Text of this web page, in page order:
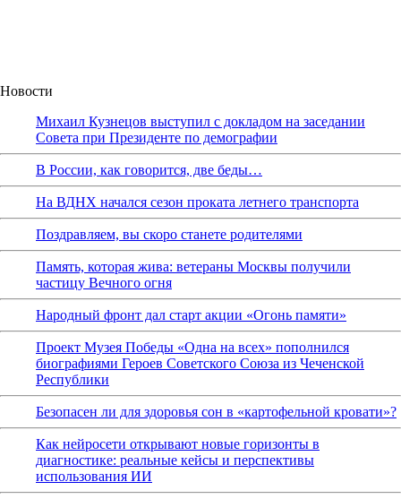
Новости
Михаил Кузнецов выступил с докладом на заседании
Совета при Президенте по демографии
В России, как говорится, две беды…
На ВДНХ начался сезон проката летнего транспорта
Поздравляем, вы скоро станете родителями
Память, которая жива: ветераны Москвы получили
частицу Вечного огня
Народный фронт дал старт акции «Огонь памяти»
Проект Музея Победы «Одна на всех» пополнился
биографиями Героев Советского Союза из Чеченской
Республики
Безопасен ли для здоровья сон в «картофельной кровати»?
Как нейросети открывают новые горизонты в
диагностике: реальные кейсы и перспективы
использования ИИ